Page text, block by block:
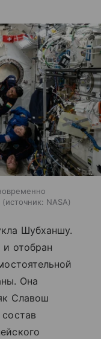
источник: NASA
Шубханшу.
отобран
Она
Славош